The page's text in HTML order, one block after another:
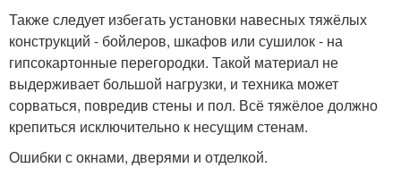
Также следует избегать установки навесных тяжёлых
конструкций - бойлеров, шкафов или сушилок - на
гипсокартонные перегородки. Такой материал не
выдерживает большой нагрузки, и техника может
сорваться, повредив стены и пол. Всё тяжёлое должно
крепиться исключительно к несущим стенам.
Ошибки с окнами, дверями и отделкой.